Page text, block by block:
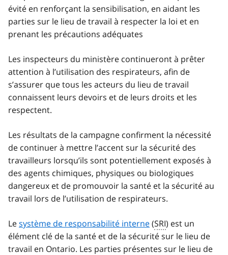
évité en renforçant la sensibilisation, en aidant les
parties sur le lieu de travail à respecter la loi et en
prenant les précautions adéquates
Les inspecteurs du ministère continueront à prêter
attention à l’utilisation des respirateurs, afin de
s’assurer que tous les acteurs du lieu de travail
connaissent leurs devoirs et de leurs droits et les
respectent.
Les résultats de la campagne confirment la nécessité
de continuer à mettre l’accent sur la sécurité des
travailleurs lorsqu’ils sont potentiellement exposés à
des agents chimiques, physiques ou biologiques
dangereux et de promouvoir la santé et la sécurité au
travail lors de l’utilisation de respirateurs.
Lesystème de responsabilité interne(SRI) est un
élément clé de la santé et de la sécurité sur le lieu de
travail en Ontario. Les parties présentes sur le lieu de